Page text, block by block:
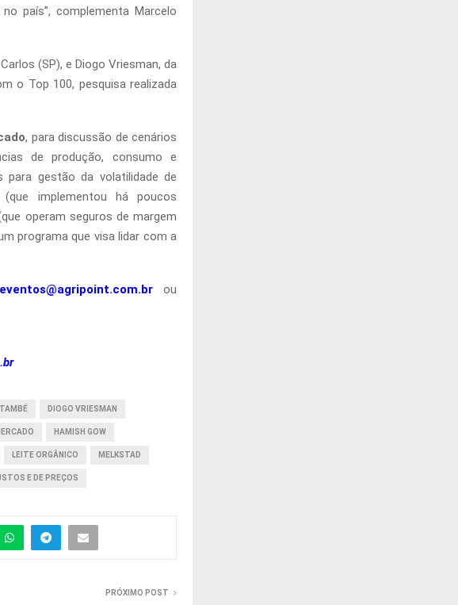
país”, complementa Marcelo
(SP), e Diogo Vriesman, da
o Top 100, pesquisa realizada
, para discussão de cenários
de produção, consumo e
para gestão da volatilidade de
implementou há poucos
operam seguros de margem
programa que visa lidar com a
eventos@agripoint.com.br ou
DIOGO VRIESMAN
HAMISH GOW
LEITE ORGÂNICO MELKSTAD
E DE PREÇOS
PRÓXIMO POST